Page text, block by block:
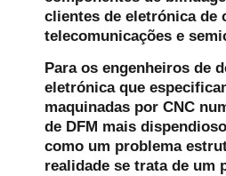
clientes de eletrónica de
telecomunicações e
Para os engenheiros de
eletrónica que
maquinadas por CNC
de DFM mais
como um problema
realidade se trata de um